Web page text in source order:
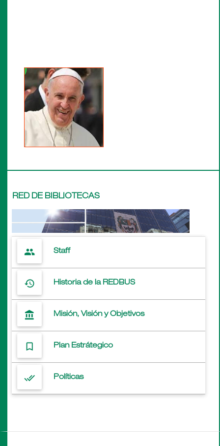
RED DE BIBLIOTECAS
people Staff
history Historia de la REDBUS
account_balance Misión, Visión y Objetivos
bookmark_border Plan Estrátegico
done_all Políticas